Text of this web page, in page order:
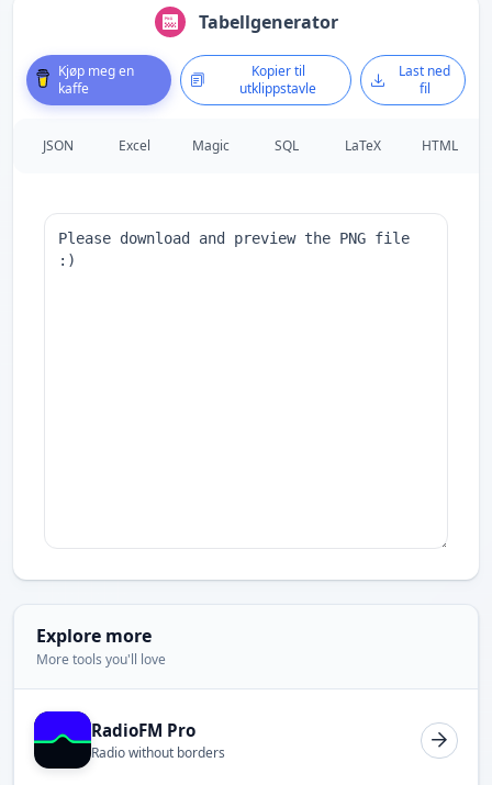
Tabellgenerator
Kjøp meg en
kaffe
Kopier til
utklippstavle
Last ned
fil
JSON Excel Magic SQL LaTeX HTML
Explore more
More tools you'll love
RadioFM Pro
Radio without borders